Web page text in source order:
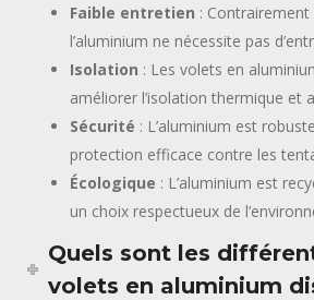
Faible entretien : Contrairement
l’aluminium ne nécessite pas
Isolation : Les volets en
améliorer l’isolation thermique et
Sécurité : L’aluminium est
protection efficace contre les
Écologique : L’aluminium est
un choix respectueux de
Quels sont les
volets en aluminium